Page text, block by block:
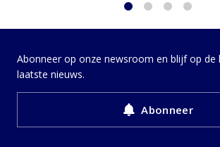
Abonneer op onze newsroom en blijf op de
laatste nieuws.
Abonneer